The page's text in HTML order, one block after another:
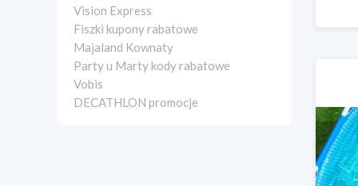
Vision Express
Fiszki kupony rabatowe
Majaland Kownaty
Party u Marty kody rabatowe
Vobis
DECATHLON promocje